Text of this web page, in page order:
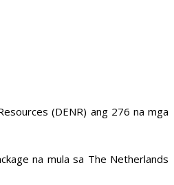
(DENR) ang 276 na mga
na mula sa The Netherlands